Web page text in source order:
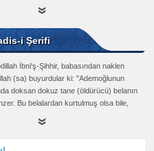
i Şerifi
İbni'ş-Şihhir, babasından naklen
(sa) buyurdular ki: "Ademoğlunun
doksan dokuz tane (öldürücü) belanın
Bu belalardan kurtulmuş olsa bile,